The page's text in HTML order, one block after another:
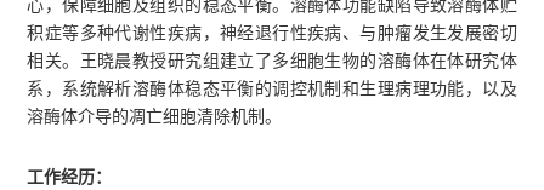
积症等多种代谢性疾病，神经退行性疾病、与肿瘤发生发展密切
相关。王晓晨教授研究组建立了多细胞生物的溶酶体在体研究体
系，系统解析溶酶体稳态平衡的调控机制和生理病理功能，以及
溶酶体介导的凋亡细胞清除机制。
工作经历：